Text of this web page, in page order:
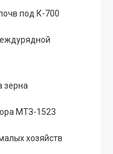
под К-700
зерна
МТЗ-1523
хозяйств